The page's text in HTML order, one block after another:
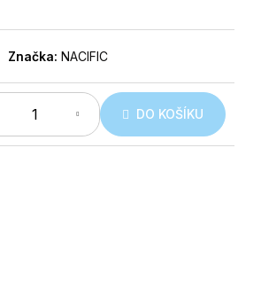
Značka: NACIFIC
DO KOŠÍKU